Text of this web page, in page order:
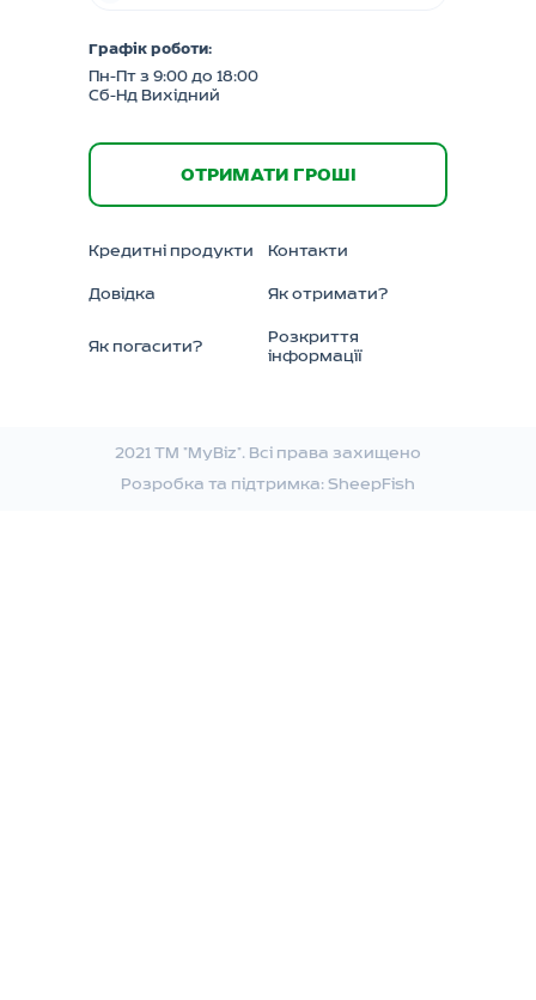
Графік роботи:
Пн-Пт з 9:00 до 18:00
Сб-Нд Вихідний
ОТРИМАТИ ГРОШІ
Кредитні продукти Контакти
Довідка Як отримати?
Як погасити?
Розкриття
інформації
2021 ТМ "MyBiz". Всі права захищено
Розробка та підтримка: SheepFish